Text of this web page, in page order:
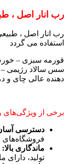
رب انار اصل ،
رب انار اصل ،
استفاده می گردد
قورمه سبزی –
سس سالاد رژیمی
دهنده عالی چای و
برخی از ویژگی‌های
دسترسی
فروشگاه‌های
ماندگاری بالا:
تولید، دارای